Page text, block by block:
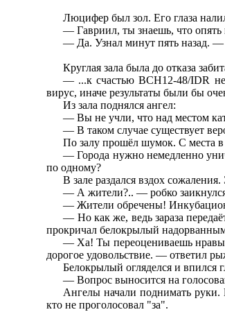
Люцифер был зол. Его глаза
— Гавриил, ты знаешь, что опять
— Да. Узнал минут пять назад. —
Круглая зала была до отказа
— ...к счастью BCH12-48/IDR не
вирус, иначе результаты были бы
Из зала поднялся ангел:
— Вы не учли, что над местом
— В таком случае существует
По залу прошёл шумок. С места
— Города нужно немедленно
по одному?
В зале раздался вздох
— А жители?.. — робко
— Жители обречены!
— Но как же, ведь зараза
прокричал белокрылый
— Ха! Ты переоцениваешь нравы
дорогое удовольствие. — ответил
Белокрылый огляделся и впился
— Вопрос выносится на
Ангелы начали поднимать руки.
кто не проголосовал "за".